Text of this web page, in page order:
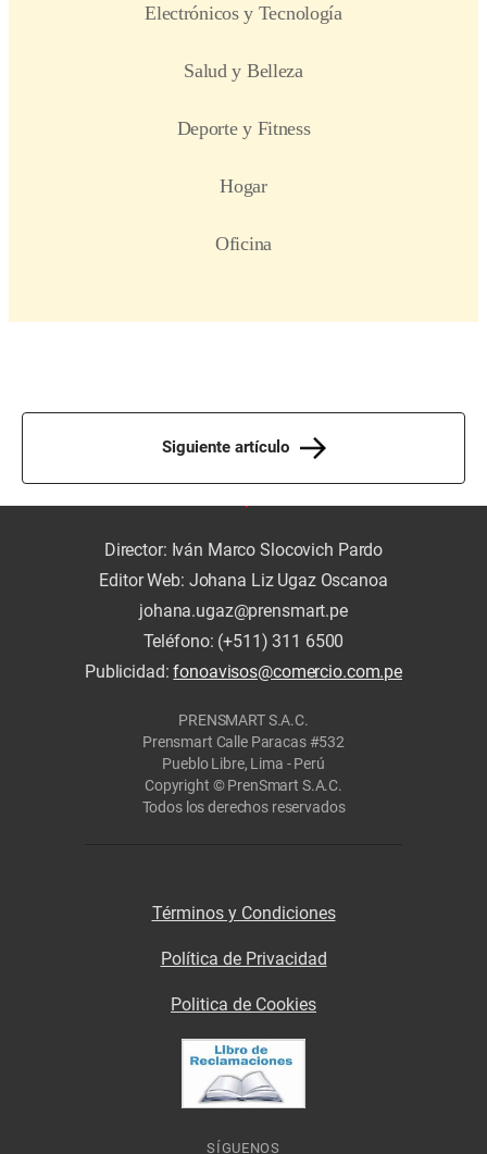
Siguiente artículo
Director: Iván Marco Slocovich Pardo
Editor Web: Johana Liz Ugaz Oscanoa
johana.ugaz@prensmart.pe
Teléfono: (+511) 311 6500
Publicidad:fonoavisos@comercio.com.pe
PRENSMART S.A.C.
Prensmart Calle Paracas #532
Pueblo Libre, Lima - Perú
Copyright © PrenSmart S.A.C.
Todos los derechos reservados
Términos y Condiciones
Política de Privacidad
Politica de Cookies
SÍGUENOS